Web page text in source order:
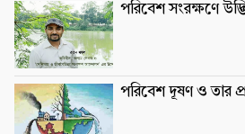
পরিবেশ সংরক্ষণে
পরিবেশ দূষণ ও তার